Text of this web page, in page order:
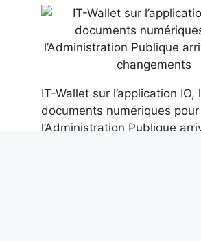
IT-Wallet sur l’application IO,
documents numériques pour
l’Administration Publique